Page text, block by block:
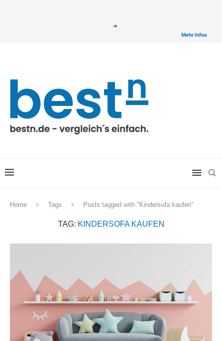
➔
Mehr Infos
Home Tags Posts tagged with "Kindersofa kaufen"
TAG: KINDERSOFA KAUFEN